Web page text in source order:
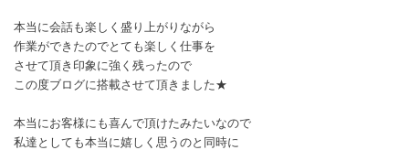
本当に会話も楽しく盛り上がりながら
作業ができたのでとても楽しく仕事を
させて頂き印象に強く残ったので
この度ブログに搭載させて頂きました★
本当にお客様にも喜んで頂けたみたいなので
私達としても本当に嬉しく思うのと同時に